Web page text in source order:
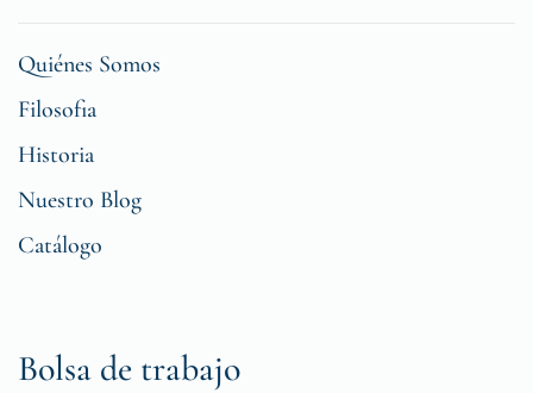
Quiénes Somos
Filosofia
Historia
Nuestro Blog
Catálogo
Bolsa de trabajo